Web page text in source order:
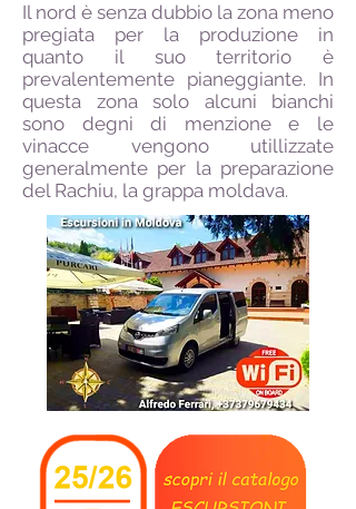
Il nord è senza dubbio la zona meno
pregiata per la produzione in
quanto il suo territorio è
prevalentemente pianeggiante. In
questa zona solo alcuni bianchi
sono degni di menzione e le
vinacce vengono utillizzate
generalmente per la preparazione
del Rachiu, la grappa moldava.